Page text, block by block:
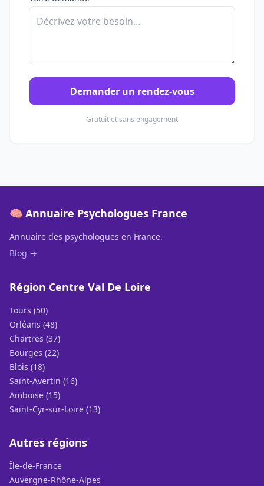
Demander un rendez-vous
Gratuit et sans engagement
🧠 Annuaire Psychologues France
Annuaire des psychologues en France.
Blog →
Région Centre Val De Loire
Tours (50)
Orléans (48)
Chartres (37)
Bourges (22)
Blois (18)
Saint-Avertin (16)
Amboise (15)
Saint-Cyr-sur-Loire (13)
Autres régions
Île-de-France
Auvergne-Rhône-Alpes